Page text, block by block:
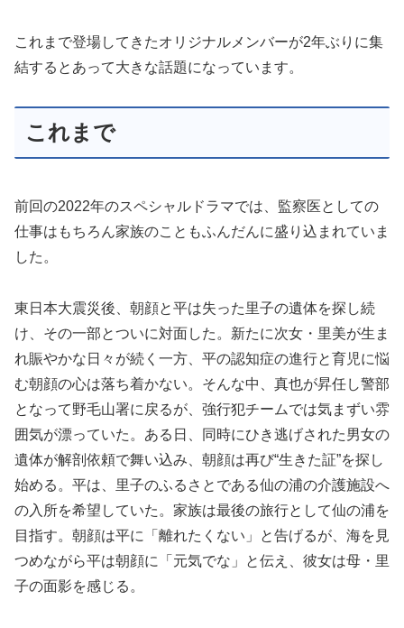
これまで登場してきたオリジナルメンバーが2年ぶりに集
結するとあって大きな話題になっています。
これまで
前回の2022年のスペシャルドラマでは、監察医としての
仕事はもちろん家族のこともふんだんに盛り込まれていま
した。
東日本大震災後、朝顔と平は失った里子の遺体を探し続
け、その一部とついに対面した。新たに次女・里美が生ま
れ賑やかな日々が続く一方、平の認知症の進行と育児に悩
む朝顔の心は落ち着かない。そんな中、真也が昇任し警部
となって野毛山署に戻るが、強行犯チームでは気まずい雰
囲気が漂っていた。ある日、同時にひき逃げされた男女の
遺体が解剖依頼で舞い込み、朝顔は再び“生きた証”を探し
始める。平は、里子のふるさとである仙の浦の介護施設へ
の入所を希望していた。家族は最後の旅行として仙の浦を
目指す。朝顔は平に「離れたくない」と告げるが、海を見
つめながら平は朝顔に「元気でな」と伝え、彼女は母・里
子の面影を感じる。